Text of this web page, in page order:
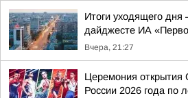
Итоги уходящего
дайджесте ИА
Вчера, 21:27
Церемония открытия
России 2026 года по